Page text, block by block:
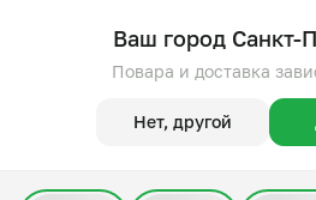
Ваш город Санкт-
Повара и доставка
Нет, другой